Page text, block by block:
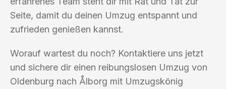
Seite, damit du deinen Umzug entspannt und
zufrieden genießen kannst.
Worauf wartest du noch? Kontaktiere uns jetzt
und sichere dir einen reibungslosen Umzug von
Oldenburg nach Ålborg mit Umzugskönig